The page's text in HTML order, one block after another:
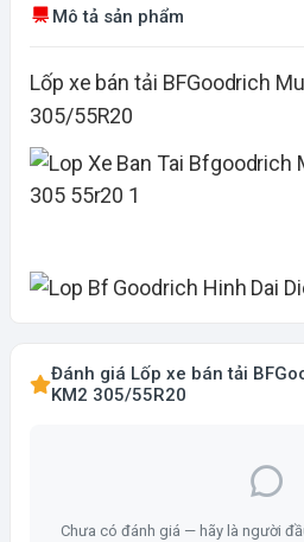
Mô tả sản phẩm
Lốp xe bán tải BFGoodrich
305/55R20
Đánh giá Lốp xe bán tải
KM2 305/55R20
Chưa có đánh giá — hãy là người